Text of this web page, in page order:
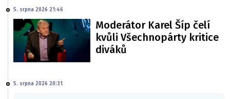
5. srpna 2026 21:46
Moderátor Karel Šíp čelí
kvůli Všechnopárty kritice
diváků
5. srpna 2026 20:31